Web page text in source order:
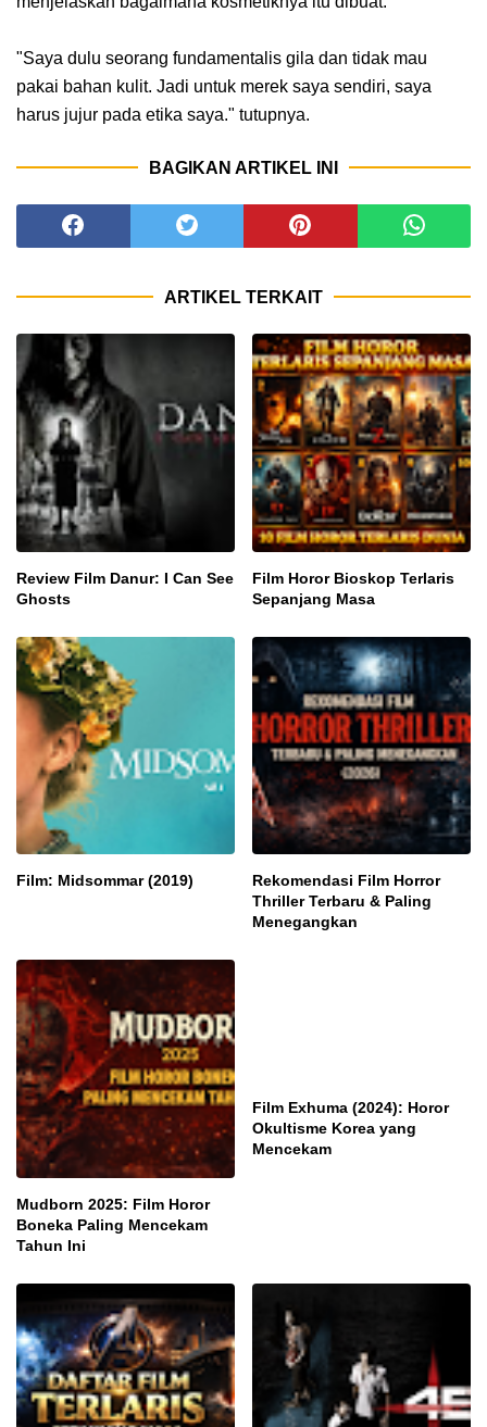
"Saya dulu seorang fundamentalis gila dan tidak mau
pakai bahan kulit. Jadi untuk merek saya sendiri, saya
harus jujur pada etika saya." tutupnya.
BAGIKAN ARTIKEL INI
ARTIKEL TERKAIT
Review Film Danur: I Can See
Ghosts
Film Horor Bioskop Terlaris
Sepanjang Masa
Film: Midsommar (2019)
Rekomendasi Film Horror
Thriller Terbaru & Paling
Menegangkan
Mudborn 2025: Film Horor
Boneka Paling Mencekam
Tahun Ini
Film Exhuma (2024): Horor
Okultisme Korea yang
Mencekam